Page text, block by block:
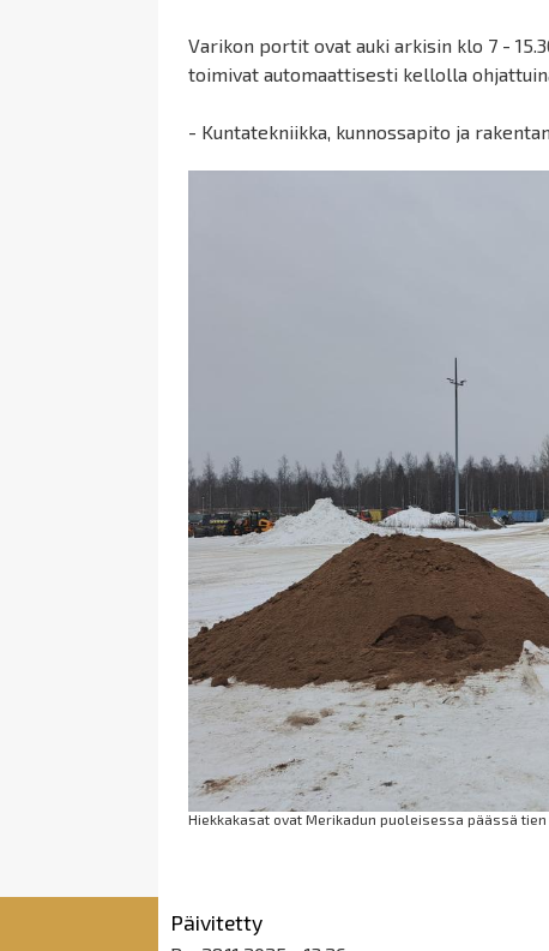
Varikon portit ovat auki arkisin klo 7 -
toimivat automaattisesti kellolla
- Kuntatekniikka, kunnossapito ja
Hiekkakasat ovat Merikadun puoleisessa päässä
Päivitetty